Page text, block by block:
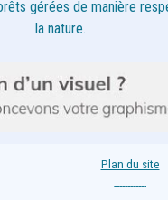
gérées de manière
la nature.
Plan du site
------------